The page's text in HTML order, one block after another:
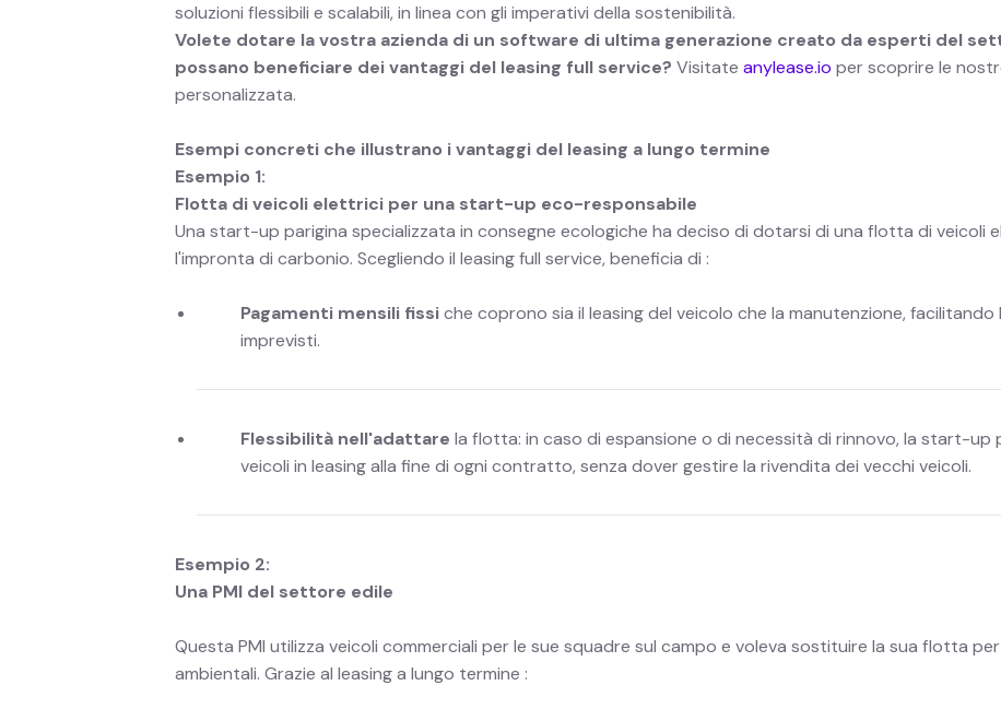
soluzioni flessibili e scalabili, in linea con gli imperativi della sostenibilità.
Volete dotare la vostra azienda di un software di ultima generazione creato da esperti del
possano beneficiare dei vantaggi del leasing full service? Visitate anylease.io per scoprire le
personalizzata.
Esempi concreti che illustrano i vantaggi del leasing a lungo termine
Esempio 1:
Flotta di veicoli elettrici per una start-up eco-responsabile
Una start-up parigina specializzata in consegne ecologiche ha deciso di dotarsi di una flotta di veicoli
l'impronta di carbonio. Scegliendo il leasing full service, beneficia di :
Pagamenti mensili fissiche coprono sia il leasing del veicolo che la manutenzione,
imprevisti.
Flessibilità nell'adattare la flotta: in caso di espansione o di necessità di rinnovo, la start-up
veicoli in leasing alla fine di ogni contratto, senza dover gestire la rivendita dei vecchi veicoli.
Esempio 2:
Una PMI del settore edile
Questa PMI utilizza veicoli commerciali per le sue squadre sul campo e voleva sostituire la sua flotta
ambientali. Grazie al leasing a lungo termine :